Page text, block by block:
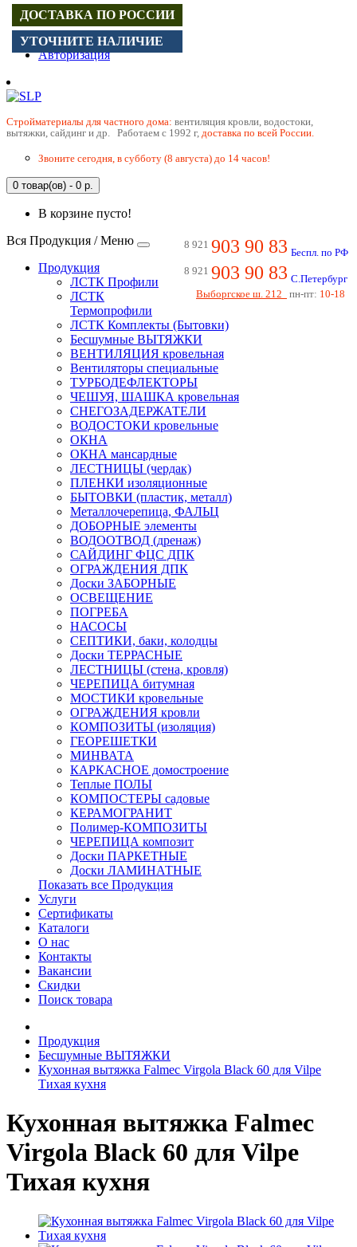
Регистрация
Авторизация
Cтройматериалы для частного дома: вентиляция кровли, водостоки,
вытяжки, сайдинг и др. Работаем с 1992 г, доставка по всей России.
Звоните сегодня, в субботу (8 августа) до 14 часов!
0 товар(ов) - 0 р.
В корзине пусто!
8 921 903 90 83 Беспл. по РФ
8 921 903 90 83 С.Петербург
Выборгское ш. 212
пн-пт: 10-18
Вся Продукция / Меню
Продукция
ЛСТК Профили
ЛСТК
Термопрофили
ЛСТК Комплекты (Бытовки)
Бесшумные ВЫТЯЖКИ
ВЕНТИЛЯЦИЯ кровельная
Вентиляторы специальные
ТУРБОДЕФЛЕКТОРЫ
ЧЕШУЯ, ШАШКА кровельная
СНЕГОЗАДЕРЖАТЕЛИ
ВОДОСТОКИ кровельные
ОКНА
ОКНА мансардные
ЛЕСТНИЦЫ (чердак)
ПЛЕНКИ изоляционные
БЫТОВКИ (пластик, металл)
Металлочерепица, ФАЛЬЦ
ДОБОРНЫЕ элементы
ВОДООТВОД (дренаж)
САЙДИНГ ФЦС ДПК
ОГРАЖДЕНИЯ ДПК
Доски ЗАБОРНЫЕ
ОСВЕЩЕНИЕ
ПОГРЕБА
НАСОСЫ
СЕПТИКИ, баки, колодцы
Доски ТЕРРАСНЫЕ
ЛЕСТНИЦЫ (стена, кровля)
ЧЕРЕПИЦА битумная
МОСТИКИ кровельные
ОГРАЖДЕНИЯ кровли
КОМПОЗИТЫ (изоляция)
ГЕОРЕШЕТКИ
МИНВАТА
КАРКАСНОЕ домостроение
Теплые ПОЛЫ
КОМПОСТЕРЫ садовые
КЕРАМОГРАНИТ
Полимер-КОМПОЗИТЫ
ЧЕРЕПИЦА композит
Доски ПАРКЕТНЫЕ
Доски ЛАМИНАТНЫЕ
Показать все Продукция
Услуги
Сертификаты
Каталоги
О нас
Контакты
Вакансии
Скидки
Поиск товара
Продукция
Бесшумные ВЫТЯЖКИ
Кухонная вытяжка Falmec Virgola Black 60 для Vilpe
Тихая кухня
Кухонная вытяжка Falmec
Virgola Black 60 для Vilpe
Тихая кухня
ДОСТАВКА ПО РОССИИ
УТОЧНИТЕ НАЛИЧИЕ